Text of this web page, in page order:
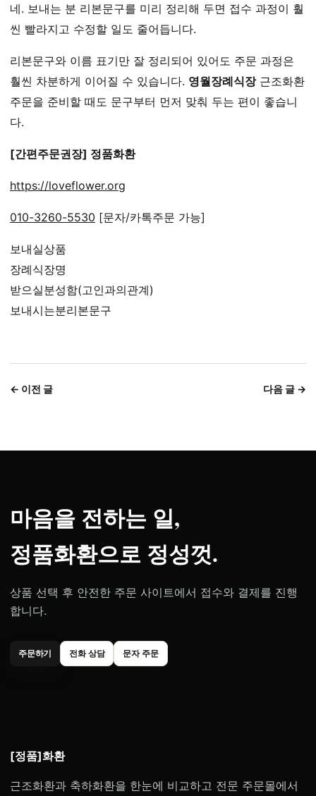
네. 보내는 분 리본문구를 미리 정리해 두면 접수 과정이 훨
씬 빨라지고 수정할 일도 줄어듭니다.
리본문구와 이름 표기만 잘 정리되어 있어도 주문 과정은
훨씬 차분하게 이어질 수 있습니다. 영월장례식장근조화환
주문을 준비할 때도 문구부터 먼저 맞춰 두는 편이 좋습니
다.
[간편주문권장] 정품화환
https://loveflower.org
010-3260-5530 [문자/카톡주문 가능]
보내실상품
장례식장명
받으실분성함(고인과의관계)
보내시는분리본문구
← 이전 글 다음 글 →
마음을 전하는 일,
정품화환으로 정성껏.
상품 선택 후 안전한 주문 사이트에서 접수와 결제를 진행
합니다.
주문하기 전화 상담 문자 주문
[정품]화환
근조화환과 축하화환을 한눈에 비교하고 전문 주문몰에서